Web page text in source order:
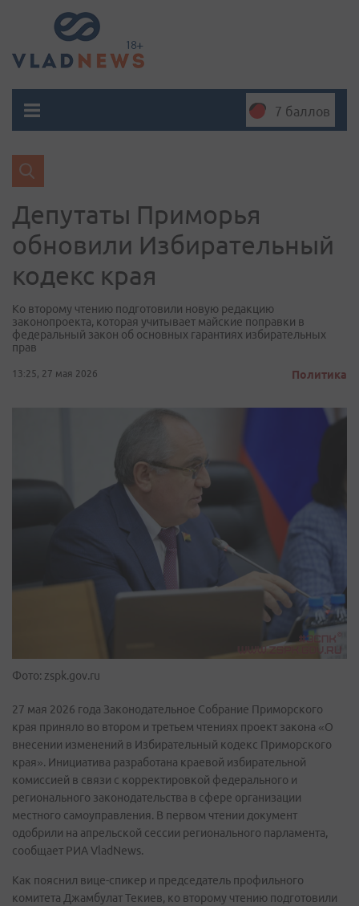
7 баллов
Депутаты Приморья
обновили Избирательный
кодекс края
Ко второму чтению подготовили новую редакцию
законопроекта, которая учитывает майские поправки в
федеральный закон об основных гарантиях избирательных
прав
13:25, 27 мая 2026 Политика
Фото: zspk.gov.ru
27 мая 2026 года Законодательное Собрание Приморского
края приняло во втором и третьем чтениях проект закона «О
внесении изменений в Избирательный кодекс Приморского
края». Инициатива разработана краевой избирательной
комиссией в связи с корректировкой федерального и
регионального законодательства в сфере организации
местного самоуправления. В первом чтении документ
одобрили на апрельской сессии регионального парламента,
сообщает РИА VladNews.
Как пояснил вице-спикер и председатель профильного
комитета Джамбулат Текиев, ко второму чтению подготовили